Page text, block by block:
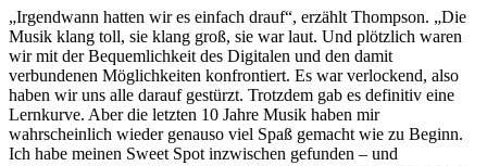
„Irgendwann hatten wir es einfach drauf“, erzählt Thompson. „Die
Musik klang toll, sie klang groß, sie war laut. Und plötzlich waren
wir mit der Bequemlichkeit des Digitalen und den damit
verbundenen Möglichkeiten konfrontiert. Es war verlockend, also
haben wir uns alle darauf gestürzt. Trotzdem gab es definitiv eine
Lernkurve. Aber die letzten 10 Jahre Musik haben mir
wahrscheinlich wieder genauso viel Spaß gemacht wie zu Beginn.
Ich habe meinen Sweet Spot inzwischen gefunden – und